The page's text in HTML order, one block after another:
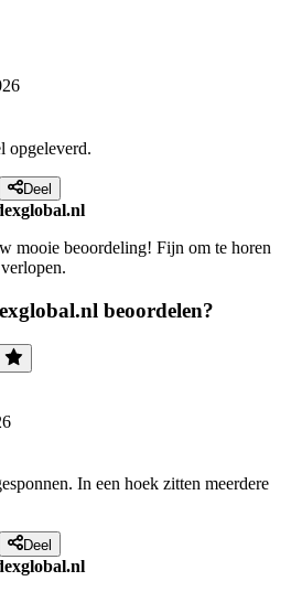
opgeleverd.
Deel
mooie beoordeling! Fijn om te horen
beoordelen?
In een hoek zitten meerdere
Deel